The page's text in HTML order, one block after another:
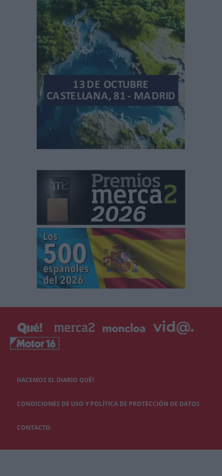
HACEMOS EL DIARIO QUÉ!
CONDICIONES DE USO Y POLÍTICA DE PROTECCIÓN DE DATOS
CONTACTO